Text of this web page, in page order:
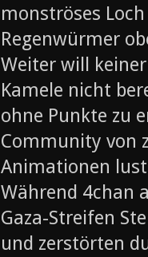
monströses
Regenwürmer
Weiter will
Kamele nicht
ohne Punkte zu
Community von
Animationen
Während 4chan
Gaza-Streifen
und zerstörten